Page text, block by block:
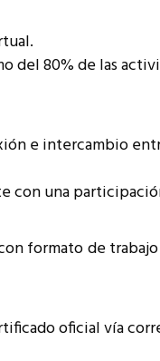
80% de las
e intercambio
con una
formato de
oficial vía